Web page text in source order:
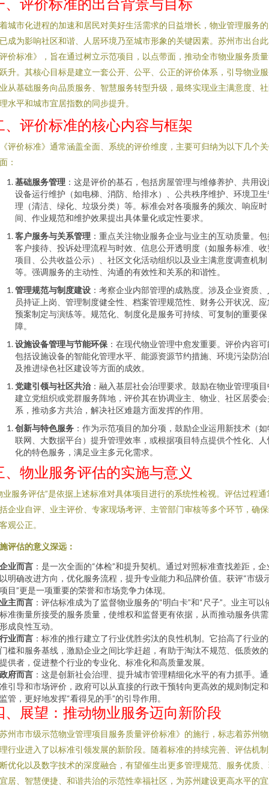
城市化进程的加速和居民对美好生活需求的日益增长，物业管理服务
成为影响社区和谐、人居环境乃至城市形象的关键因素。苏州市出台此
价标准》，旨在通过树立示范项目，以点带面，推动全市物业服务质
升。其核心目标是建立一套公开、公平、公正的评价体系，引导物业
从基础服务向品质服务、智慧服务转型升级，最终实现业主满意度、
水平和城市宜居指数的同步提升。
、评价标准的核心内容与框架
评价标准》通常涵盖全面、系统的评价维度，主要可归纳为以下几个
：
基础服务管理 ：这是评价的基石，包括房屋管理与维修养护、共用设
设备运行维护（如电梯、消防、给排水）、公共秩序维护、环境卫生
理（清洁、绿化、垃圾分类）等。标准会对各项服务的频次、响应时
间、作业规范和维护效果提出具体量化或定性要求。
客户服务与关系管理 ：重点关注物业服务企业与业主的互动质量。
客户接待、投诉处理流程与时效、信息公开透明度（如服务标准、收
项目、公共收益公示）、社区文化活动组织以及业主满意度调查机制
等。强调服务的主动性、沟通的有效性和关系的和谐性。
管理规范与制度建设 ：考察企业内部管理的成熟度。涉及企业资质
员持证上岗、管理制度健全性、档案管理规范性、财务公开状况、应
预案制定与演练等。规范化、制度化是服务可持续、可复制的重要保
障。
设施设备管理与节能环保 ：在现代物业管理中愈发重要。评价内容
包括设施设备的智能化管理水平、能源资源节约措施、环境污染防治
及推进绿色社区建设等方面的成效。
党建引领与社区共治：融入基层社会治理要求。鼓励在物业管理项目
建立党组织或党群服务阵地，评价其在协调业主、物业、社区居委会
系，推动多方共治，解决社区难题方面发挥的作用。
创新与特色服务 ：作为示范项目的加分项，鼓励企业运用新技术（如
联网、大数据平台）提升管理效率，或根据项目特点提供个性化、人
化的特色服务，满足业主多元化需求。
、物业服务评估的实施与意义
业服务评估”是依据上述标准对具体项目进行的系统性检视。评估过程通
企业自评、业主评价、专家现场考评、主管部门审核等多个环节，确
观公正。
评估的意义深远：
业而言 ：是一次全面的“体检”和提升契机。通过对照标准查找差距，企
明确改进方向，优化服务流程，提升专业能力和品牌价值。获评“市级
目”更是一项重要的荣誉和市场竞争力体现。
主而言 ：评估标准成为了监督物业服务的“明白卡”和“尺子”。业主可以
准衡量所接受的服务质量，使维权和监督更有依据，从而推动服务供
成良性互动。
业而言 ：标准的推行建立了行业优胜劣汰的良性机制。它抬高了行业
槛和服务基线，激励企业之间比学赶超，有助于淘汰不规范、低质效
供者，促进整个行业的专业化、标准化和高质量发展。
府而言 ：这是创新社会治理、提升城市管理精细化水平的有力抓手。
引导和市场评价，政府可以从直接的行政干预转向更高效的规则制定
管，更好地发挥“看得见的手”的引导作用。
、展望：推动物业服务迈向新阶段
州市市级示范物业管理项目服务质量评价标准》的施行，标志着苏州
行业进入了以标准引领发展的新阶段。随着标准的持续完善、评估机
优化以及数字技术的深度融合，有望催生出更多管理规范、服务优质
居、智慧便捷、和谐共治的示范性幸福社区，为苏州建设更高水平的